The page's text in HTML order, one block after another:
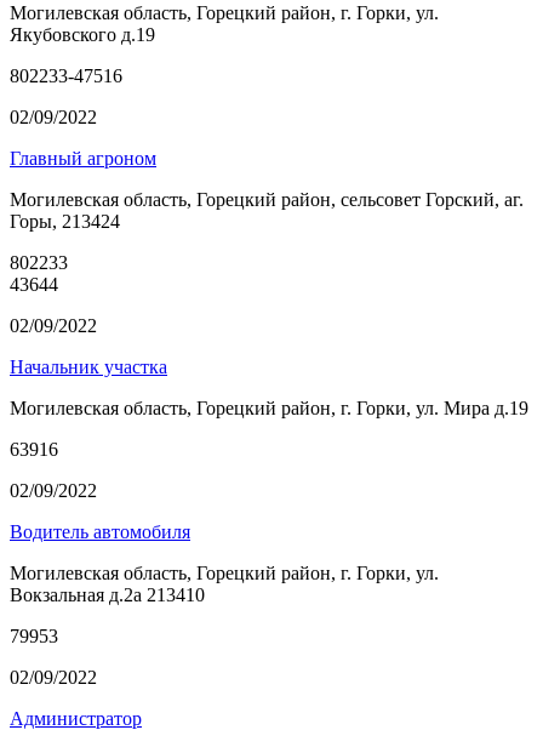
Могилевская область, Горецкий район, г. Горки, ул.
Якубовского д.19
802233-47516
02/09/2022
Главный агроном
Могилевская область, Горецкий район, сельсовет Горский, аг.
Горы, 213424
802233
43644
02/09/2022
Начальник участка
Могилевская область, Горецкий район, г. Горки, ул. Мира д.19
63916
02/09/2022
Водитель автомобиля
Могилевская область, Горецкий район, г. Горки, ул.
Вокзальная д.2а 213410
79953
02/09/2022
Администратор